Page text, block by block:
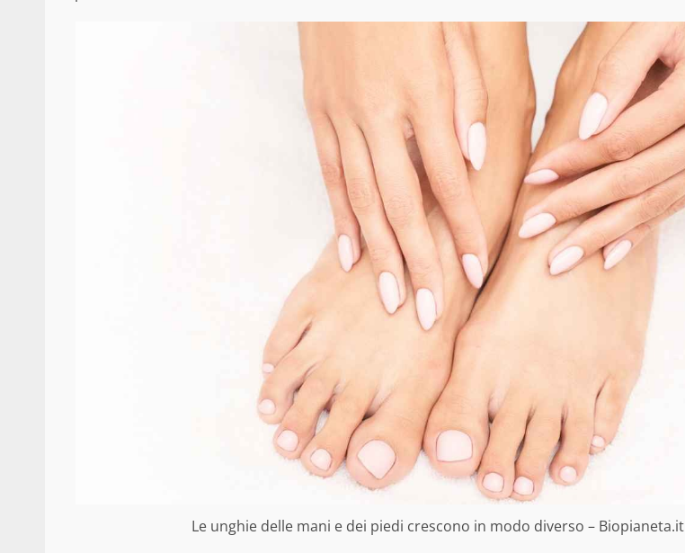
Le unghie delle mani e dei piedi crescono in modo diverso – Biopianeta.it